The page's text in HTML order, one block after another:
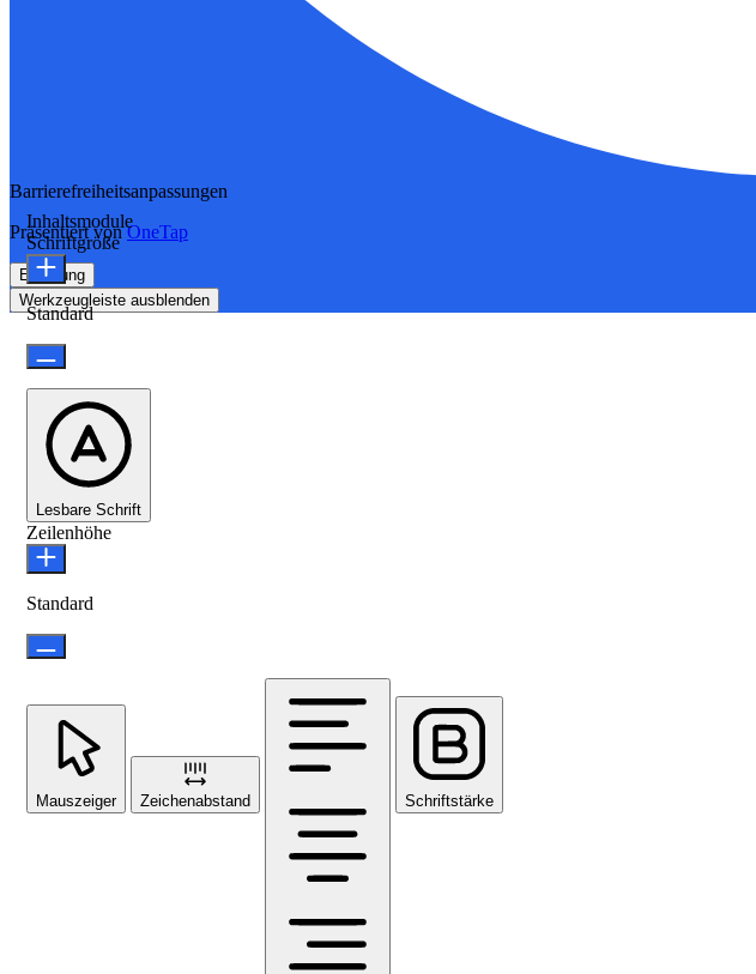
Barrierefreiheitsanpassungen
Präsentiert vonOneTap
Erklärung
Werkzeugleiste ausblenden
Inhaltsmodule
Schriftgröße
Standard
Lesbare Schrift
Zeilenhöhe
Standard
Mauszeiger Zeichenabstand Schriftstärke